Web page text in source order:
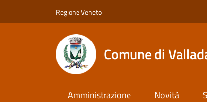
Regione Veneto
Comune di
Amministrazione Novità